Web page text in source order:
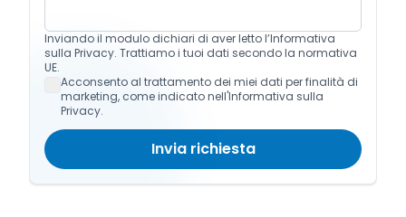
Inviando il modulo dichiari di aver letto l’Informativa
sulla Privacy. Trattiamo i tuoi dati secondo la normativa
UE.
Acconsento al trattamento dei miei dati per finalità di
marketing, come indicato nell'Informativa sulla
Privacy.
Invia richiesta